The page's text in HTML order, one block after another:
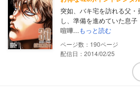
突如、バキ宅を訪れる父
し、準備を進めていた息
喧嘩...もっと読む
190
配信日：2014/02/25